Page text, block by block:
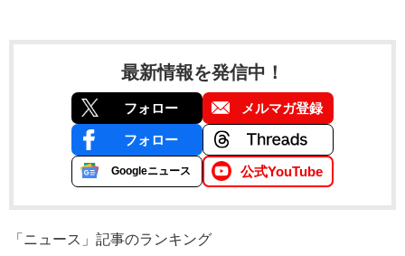
最新情報を発信中！
フォロー メルマガ登録
フォロー
Googleニュース 公式YouTube
「ニュース」記事のランキング